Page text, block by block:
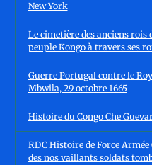
New York
Le cimetière des anciens
peuple Kongo à travers ses
Guerre Portugal contre le
Mbwila, 29 octobre 1665
Histoire du Congo Che
RDC Histoire de Force
des nos vaillants soldats